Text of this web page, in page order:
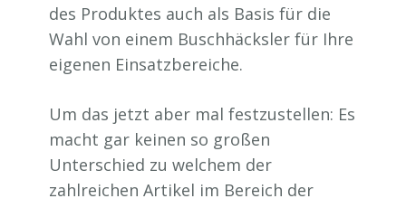
des Produktes auch als Basis für die
Wahl von einem Buschhäcksler für Ihre
eigenen Einsatzbereiche.
Um das jetzt aber mal festzustellen: Es
macht gar keinen so großen
Unterschied zu welchem der
zahlreichen Artikel im Bereich der